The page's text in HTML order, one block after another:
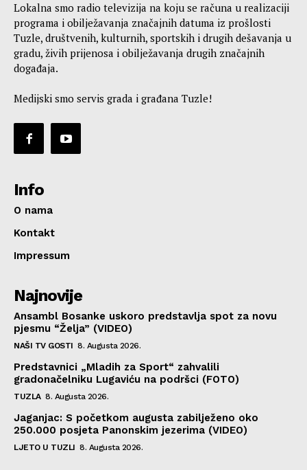
Lokalna smo radio televizija na koju se računa u realizaciji
programa i obilježavanja značajnih datuma iz prošlosti
Tuzle, društvenih, kulturnih, sportskih i drugih dešavanja u
gradu, živih prijenosa i obilježavanja drugih značajnih
događaja.
Medijski smo servis grada i građana Tuzle!
Info
O nama
Kontakt
Impressum
Najnovije
Ansambl Bosanke uskoro predstavlja spot za novu
pjesmu “Želja” (VIDEO)
NAŠI TV GOSTI 8. Augusta 2026.
Predstavnici „Mladih za Sport“ zahvalili
gradonačelniku Lugaviću na podršci (FOTO)
TUZLA 8. Augusta 2026.
Jaganjac: S početkom augusta zabilježeno oko
250.000 posjeta Panonskim jezerima (VIDEO)
LJETO U TUZLI 8. Augusta 2026.